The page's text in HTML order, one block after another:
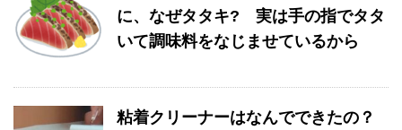
に、なぜタタキ? 実は手の指でタタ
いて調味料をなじませているから
粘着クリーナーはなんでできたの？